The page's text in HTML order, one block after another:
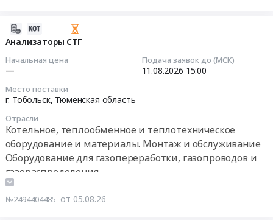
Анализаторы СТГ
Начальная цена
—
Подача заявок до (МСК)
11.08.2026 15:00
Место поставки
г. Тобольск, Тюменская область
Отрасли
Котельное, теплообменное и теплотехническое
оборудование и материалы. Монтаж и обслуживание
Оборудование для газопереработки, газопроводов и
газораспределения
Контрольно-измерительные приборы и автоматика,
монтаж и обслуживание
№2494404485 от 05.08.26